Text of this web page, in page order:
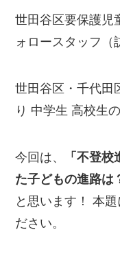
世田谷区要保護
ォロースタッフ
世田谷区・千代田
り 中学生 高校生
今回は、
「不登
た子どもの進路は
と思います！ 本
ださい。